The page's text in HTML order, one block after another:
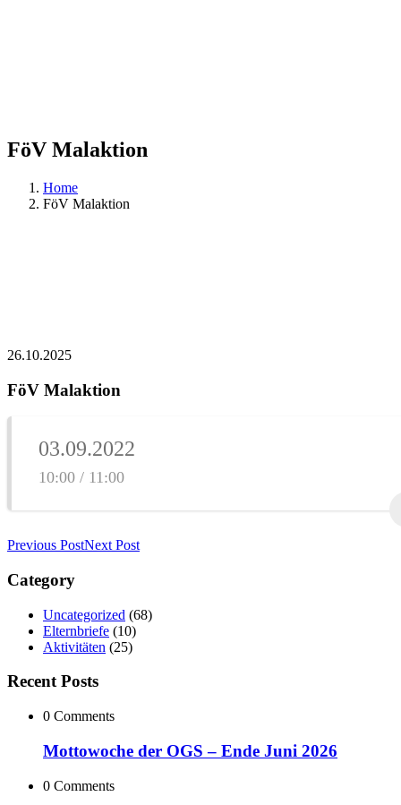
FöV Malaktion
Home
FöV Malaktion
26.10.2025
FöV Malaktion
03.09.2022
10:00 / 11:00
Previous PostNext Post
Category
Uncategorized (68)
Elternbriefe (10)
Aktivitäten (25)
Recent Posts
0 Comments
Mottowoche der OGS – Ende Juni 2026
0 Comments